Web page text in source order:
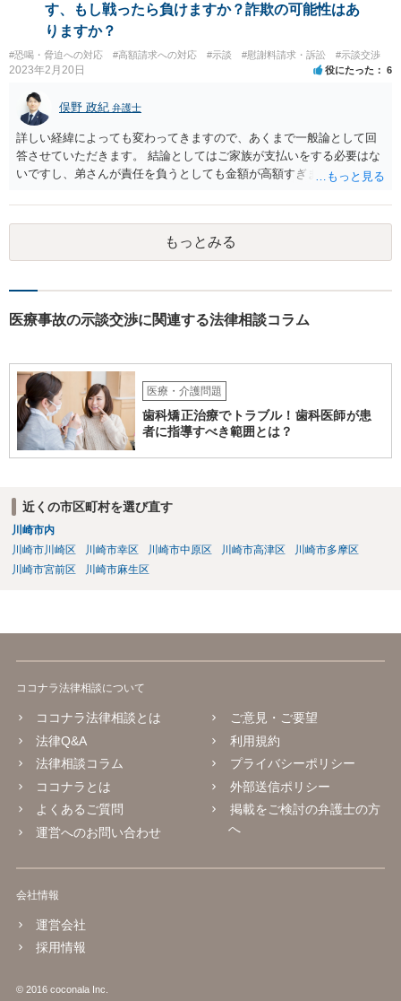
す、もし戦ったら負けますか？詐欺の可能性はあ
りますか？
#恐喝・脅迫への対応 #高額請求への対応 #示談 #慰謝料請求・訴訟 #示談交渉
2023年2月20日 役にたった 6
俣野 政紀 弁護士
詳しい経緯によっても変わってきますので、あくまで一般論として回
答させていただきます。 結論としてはご家族が支払いをする必要はな
いですし、弟さんが責任を負うとしても金額が高額すぎます。 仮に弟
実だとしても責任を負うのは弟さんです。弟さんの詳しいご状況は分
かりませんが、現在お仕事をされて一人暮らしもできているというこ
とですから、自立施設にいたからといって責任無能力者ということに
はなりません。また、お父様が施設に入所させたことと今回の争いと
ない」として考える時間や弁護士に相談する時間を与えないことも怪
手の言っている事実がなければ詐欺ですので警察にもご相談くださ
い。施設の方には、「こちらも弁護士に相談します」と告げ、支払い
はせず、弁護士にご相談されることをお勧めします。 ご参考になれば
幸いです。
もっとみる
医療事故の示談交渉に関連する法律相談コラム
医療・介護問題
歯科矯正治療でトラブル！歯科医師が患
者に指導すべき範囲とは？
近くの市区町村を選び直す
川崎市内
川崎市川崎区
川崎市幸区 川崎市中原区 川崎市高津区
川崎市多摩区
川崎市宮前区
川崎市麻生区
ココナラ法律相談について
ココナラ法律相談とは
法律Q&A
法律相談コラム
ココナラとは
よくあるご質問
運営へのお問い合わせ
ご意見・ご要望
利用規約
プライバシーポリシー
外部送信ポリシー
掲載をご検討の弁護士の方
へ
会社情報
運営会社
採用情報
© 2016 coconala Inc.